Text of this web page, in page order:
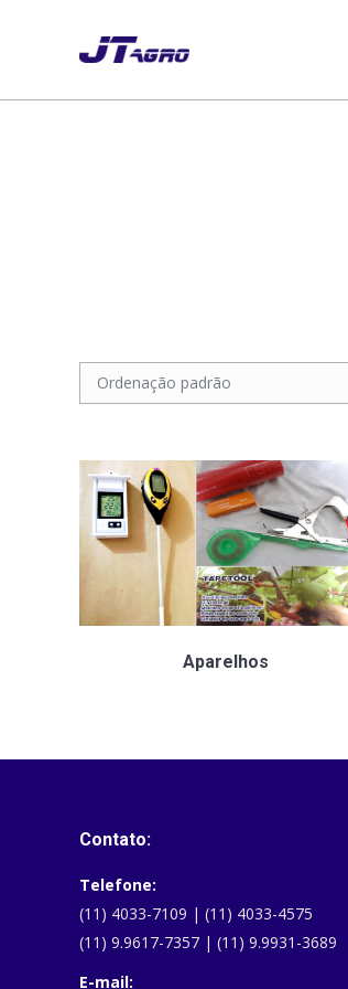
Aparelhos
Contato:
Telefone:
(11) 4033-7109 | (11) 4033-4575
(11) 9.9617-7357 | (11) 9.9931-3689
E-mail: